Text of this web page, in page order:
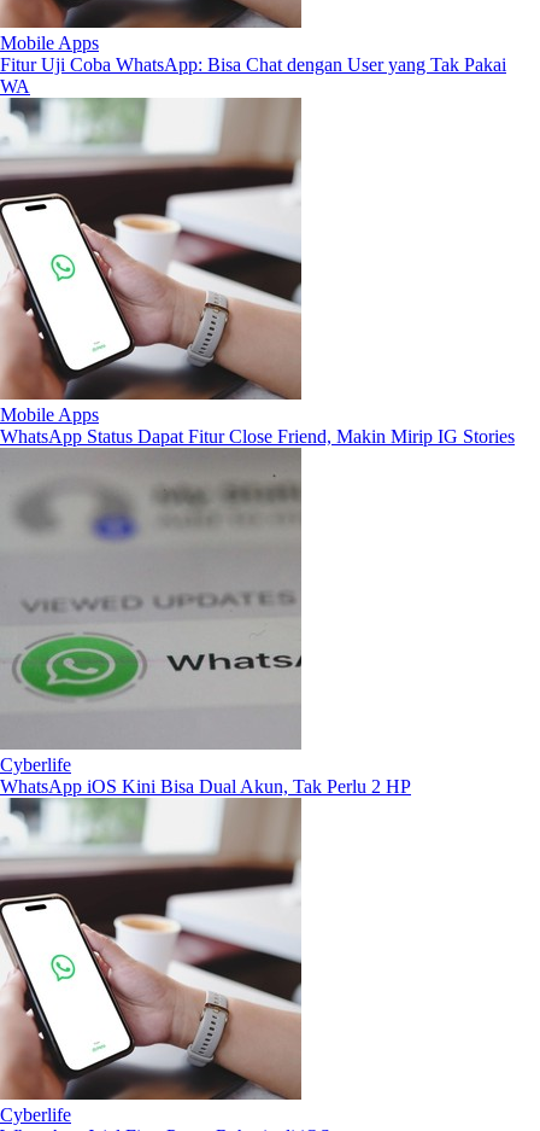
Mobile Apps
Fitur Uji Coba WhatsApp: Bisa Chat dengan User yang Tak Pakai
WA
Mobile Apps
WhatsApp Status Dapat Fitur Close Friend, Makin Mirip IG Stories
Cyberlife
WhatsApp iOS Kini Bisa Dual Akun, Tak Perlu 2 HP
Cyberlife